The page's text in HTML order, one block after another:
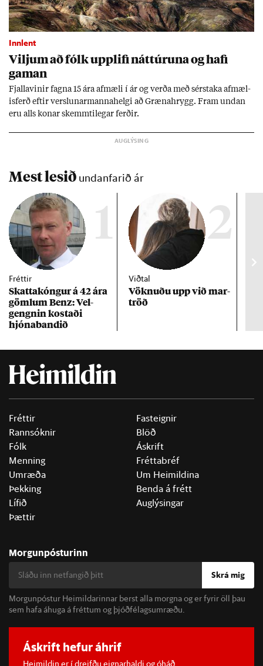
Innlent
Vilj­um að fólk upp­lifi nátt­úr­una og hafi
gam­an
Fjalla­vin­ir fagna 15 ára af­mæli í ár og verða með sér­staka af­mæl­
is­ferð eft­ir versl­un­ar­manna­helgi að Græna­hrygg. Fram und­an
eru alls kon­ar skemmti­leg­ar ferð­ir.
Mest lesið undanfarið ár
1
Fréttir
Skattakóng­ur á 42 ára
göml­um Benz: Vel­
gengn­in kostaði
hjóna­band­ið
2
Viðtal
Vökn­uðu upp við mar­
tröð
Fréttir
Rannsóknir
Fólk
Menning
Umræða
Þekking
Lífið
Þættir
Fasteignir
Blöð
Áskrift
Fréttabréf
Um Heimildina
Benda á frétt
Auglýsingar
Morgunpósturinn
Skrá mig
Morgunpóstur Heimildarinnar berst alla morgna og er fyrir öll þau
sem hafa áhuga á fréttum og þjóðfélagsumræðu.
Áskrift hefur áhrif
Heimildin er í dreifðu eignarhaldi og óháð